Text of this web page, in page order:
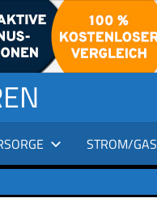
STROM/GAS